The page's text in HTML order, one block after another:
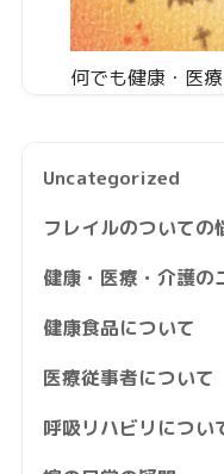
何でも健康・医
Uncategorized
フレイルのついての
健康・医療・介護の
健康食品について
医療従事者について
呼吸リハビリについ